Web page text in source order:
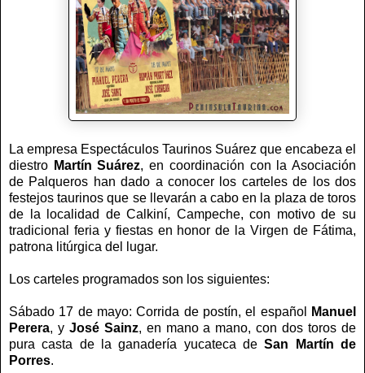
La empresa Espectáculos Taurinos Suárez que encabeza el
diestro Martín Suárez, en coordinación con la Asociación
de Palqueros han dado a conocer los carteles de los dos
festejos taurinos que se llevarán a cabo en la plaza de toros
de la localidad de Calkiní, Campeche, con motivo de su
tradicional feria y fiestas en honor de la Virgen de Fátima,
patrona litúrgica del lugar.
Los carteles programados son los siguientes:
Sábado 17 de mayo: Corrida de postín, el español
Manuel
Perera, y José Sainz, en mano a mano, con dos toros de
pura casta de la ganadería yucateca de San Martín de
Porres.